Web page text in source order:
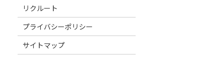
リクルート
プライバシーポリシー
サイトマップ